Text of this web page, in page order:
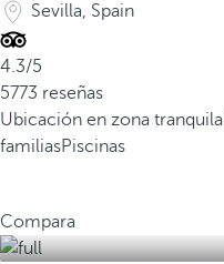
Sevilla, Spain
4.3/5
5773 reseñas
Ubicación en zona tranquila
familiasPiscinas
Compara